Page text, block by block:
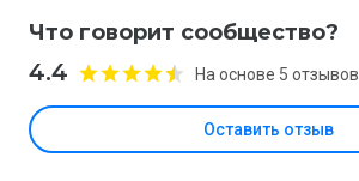
Что говорит сообщество?
4.4 На основе 5 отзывов
Оставить отзыв